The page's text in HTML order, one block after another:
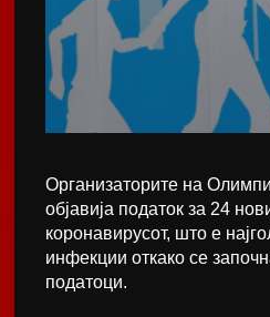
Организаторите на
објавија податок за 24
коронавирусот, што е
инфекции откако се
податоци.